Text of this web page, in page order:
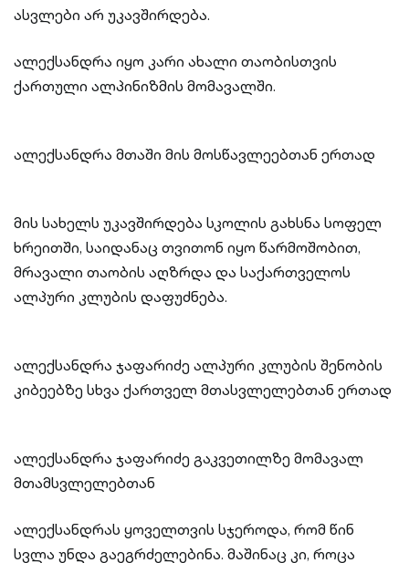
ასვლები არ უკავშირდება.
ალექსანდრა იყო კარი ახალი თაობისთვის
ქართული ალპინიზმის მომავალში.
ალექსანდრა მთაში მის მოსწავლეებთან ერთად
მის სახელს უკავშირდება სკოლის გახსნა სოფელ
ხრეითში, საიდანაც თვითონ იყო წარმოშობით,
მრავალი თაობის აღზრდა და საქართველოს
ალპური კლუბის დაფუძნება.
ალექსანდრა ჯაფარიძე ალპური კლუბის შენობის
კიბეებზე სხვა ქართველ მთასვლელებთან ერთად
ალექსანდრა ჯაფარიძე გაკვეთილზე მომავალ
მთამსვლელებთან
ალექსანდრას ყოველთვის სჯეროდა, რომ წინ
სვლა უნდა გაეგრძელებინა. მაშინაც კი, როცა